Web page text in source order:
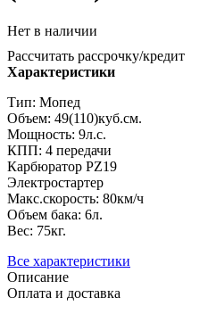
Нет в наличии
Рассчитать рассрочку/кредит
Характеристики
Тип: Мопед
Объем: 49(110)куб.см.
Мощность: 9л.с.
КПП: 4 передачи
Карбюратор PZ19
Электростартер
Макс.скорость: 80км/ч
Объем бака: 6л.
Вес: 75кг.
Все характеристики
Описание
Оплата и доставка